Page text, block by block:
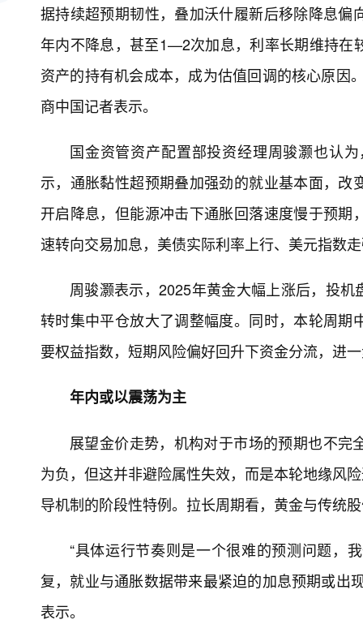
据持续超预期韧性，叠加沃什履新后移除降息
年内不降息，甚至1—2次加息，利率长期维持在
资产的持有机会成本，成为估值回调的核心原因
商中国记者表示。
国金资管资产配置部投资经理周骏灏也认
示，通胀黏性超预期叠加强劲的就业基本面，
开启降息，但能源冲击下通胀回落速度慢于预
速转向交易加息，美债实际利率上行、美元指数
周骏灏表示，2025年黄金大幅上涨后，投
转时集中平仓放大了调整幅度。同时，本轮周
要权益指数，短期风险偏好回升下资金分流，进
年内或以震荡为主
展望金价走势，机构对于市场的预期也不
为负，但这并非避险属性失效，而是本轮地缘风
导机制的阶段性特例。拉长周期看，黄金与传统
“具体运行节奏则是一个很难的预测问题，
复，就业与通胀数据带来最紧迫的加息预期或出
表示。